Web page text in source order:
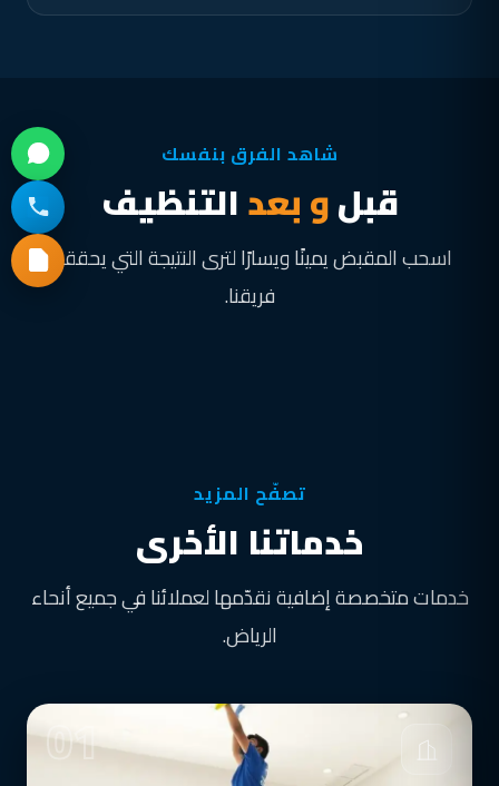
شاهد الفرق بنفسك
قبلو بعدالتنظيف
اسحب المقبض يمينًا ويسارًا لترى النتيجة التي يحققها
فريقنا.
تصفّح المزيد
خدماتنا الأخرى
خدمات متخصصة إضافية نقدّمها لعملائنا في جميع أنحاء
الرياض.
01